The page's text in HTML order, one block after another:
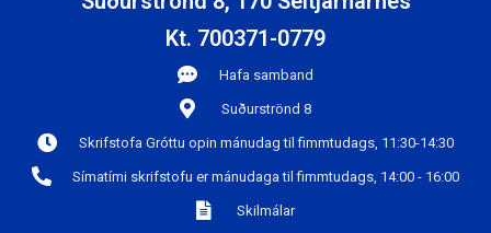
Kt. 700371-0779
Hafa samband
Suðurströnd 8
Skrifstofa Gróttu opin mánudag til fimmtudags, 11:30-14:30
Símatími skrifstofu er mánudaga til fimmtudags, 14:00 - 16:00
Skilmálar